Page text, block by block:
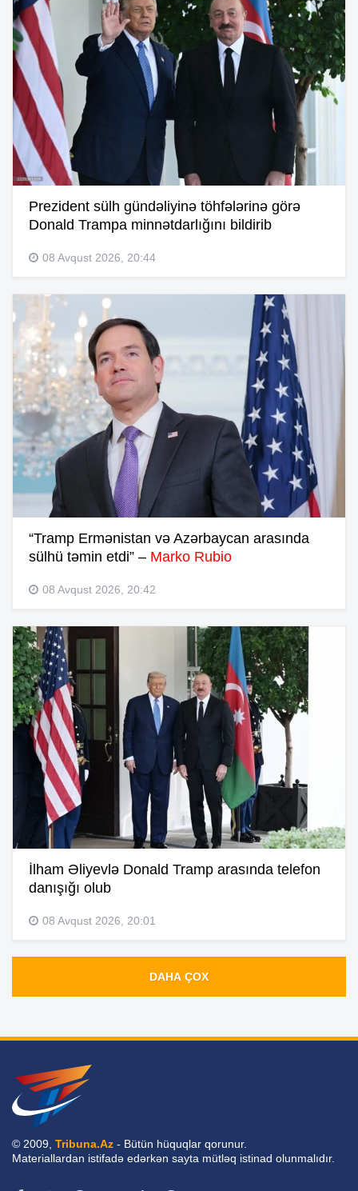
Prezident sülh gündəliyinə töhfələrinə görə
Donald Trampa minnətdarlığını bildirib
08 Avqust 2026, 20:44
“Tramp Ermənistan və Azərbaycan arasında
sülhü təmin etdi” – Marko Rubio
08 Avqust 2026, 20:42
İlham Əliyevlə Donald Tramp arasında telefon
danışığı olub
08 Avqust 2026, 20:01
DAHA ÇOX
© 2009, Tribuna.Az - Bütün hüquqlar qorunur.
Materiallardan istifadə edərkən sayta mütləq istinad olunmalıdır.